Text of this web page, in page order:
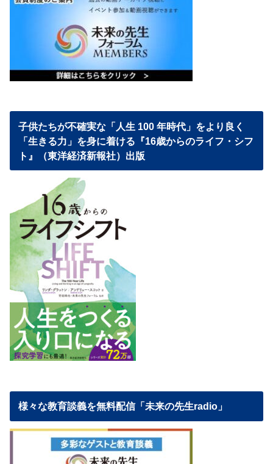
子供たちが不確実な「人生 100 年時代」をより良く
「生きる力」を身に着ける『16歳からのライフ・シフ
ト』（東洋経済新報社）出版
様々な教育談義を無料配信「未来の先生radio」